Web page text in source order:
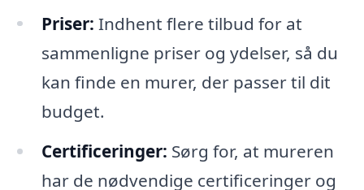
Priser: Indhent flere tilbud for at
sammenligne priser og ydelser, så du
kan finde en murer, der passer til dit
budget.
Certificeringer: Sørg for, at mureren
har de nødvendige certificeringer og